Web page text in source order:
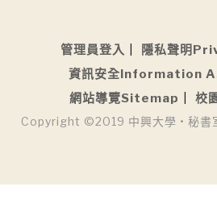
管理員登入
隱私聲明
資訊安全Information
網站導覽Sitemap
校
Copyright ©2019 中興大學 • 秘